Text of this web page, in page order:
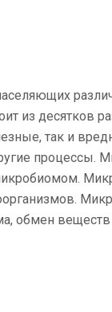
из десятков
так и
процессы.
обмен